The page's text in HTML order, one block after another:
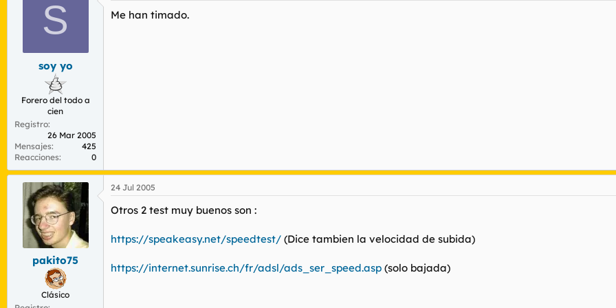
S
soy yo
Forero del todo a
cien
Registro
26 Mar 2005
Mensajes
425
Reacciones
0
Me han timado.
pakito75
Clásico
24 Jul 2005
Otros 2 test muy buenos son :
https://speakeasy.net/speedtest/ (Dice tambien la velocidad de subida)
https://internet.sunrise.ch/fr/adsl/ads_ser_speed.asp (solo bajada)